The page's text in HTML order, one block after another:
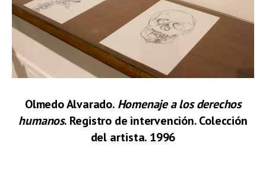
Olmedo Alvarado. Homenaje a los derechos
humanos. Registro de intervención. Colección
del artista. 1996